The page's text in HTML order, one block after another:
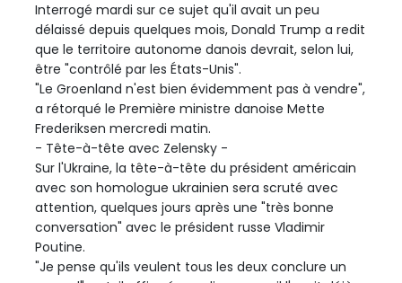
Interrogé mardi sur ce sujet qu'il avait un peu
délaissé depuis quelques mois, Donald Trump a redit
que le territoire autonome danois devrait, selon lui,
être "contrôlé par les États-Unis".
"Le Groenland n'est bien évidemment pas à vendre",
a rétorqué le Première ministre danoise Mette
Frederiksen mercredi matin.
- Tête-à-tête avec Zelensky -
Sur l'Ukraine, la tête-à-tête du président américain
avec son homologue ukrainien sera scruté avec
attention, quelques jours après une "très bonne
conversation" avec le président russe Vladimir
Poutine.
"Je pense qu'ils veulent tous les deux conclure un